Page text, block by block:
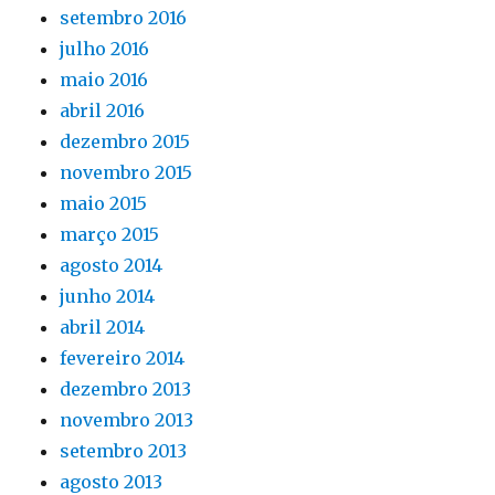
setembro 2016
julho 2016
maio 2016
abril 2016
dezembro 2015
novembro 2015
maio 2015
março 2015
agosto 2014
junho 2014
abril 2014
fevereiro 2014
dezembro 2013
novembro 2013
setembro 2013
agosto 2013